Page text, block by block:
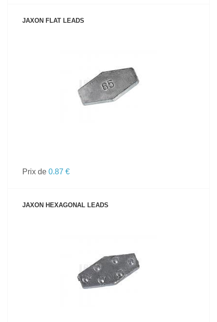
JAXON FLAT LEADS
VOIR LE PRODUIT
Prix de 0.87 €
JAXON HEXAGONAL LEADS
VOIR LE PRODUIT